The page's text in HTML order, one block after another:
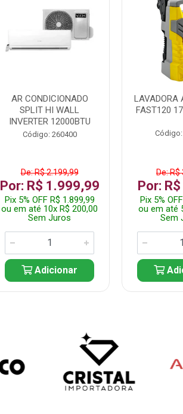
AR CONDICIONADO
SPLIT HI WALL
INVERTER 12000BTU
Código: 260400
De: R$ 2.199,99
Por: R$ 1.999,99
Pix 5% OFF R$ 1.899,99
ou em até 10x R$ 200,00
Sem Juros
Adicionar
LAVADORA
FAST120
De: R$
Por:
Pix 5%
ou em até
Sem